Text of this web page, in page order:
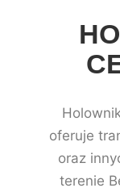
oferuje
oraz
terenie